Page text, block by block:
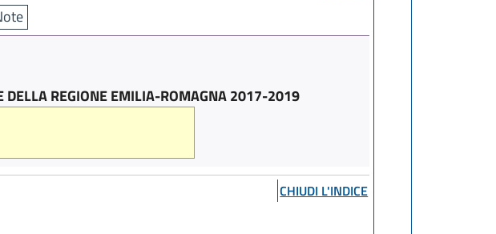
DELLA REGIONE EMILIA-ROMAGNA 2017-2019
CHIUDI L'INDICE